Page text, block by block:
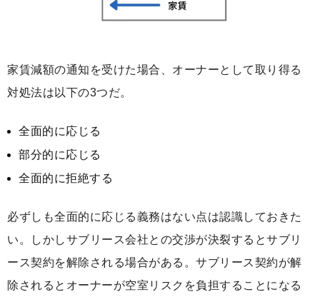
家賃減額の通知を受けた場合、オーナーとして取り得る
対処法は以下の3つだ。
全面的に応じる
部分的に応じる
全面的に拒絶する
必ずしも全面的に応じる義務はない点は認識しておきた
い。しかしサブリース会社との交渉が決裂するとサブリ
ース契約を解除される場合がある。サブリース契約が解
除されるとオーナーが空室リスクを負担することになる